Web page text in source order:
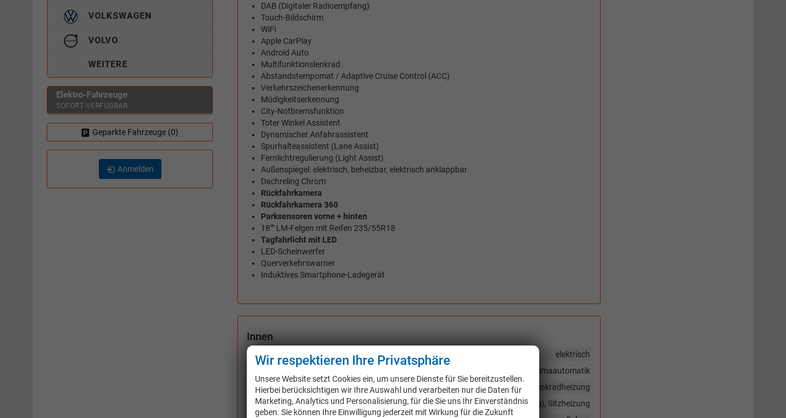
DAB (Digitaler Radioempfang)
Touch-Bildschirm
WiFi
Apple CarPlay
Android Auto
Multifunktionslenkrad
Abstandstempomat / Adaptive Cruise Control (ACC)
Verkehrszeichenerkennung
Müdigkeitserkennung
City-Notbremsfunktion
Toter Winkel Assistent
Dynamischer Anfahrassistent
Spurhalteassistent (Lane Assist)
Fernlichtregulierung (Light Assist)
Außenspiegel: elektrisch, beheizbar, elektrisch anklappbar
Dachreling Chrom
Rückfahrkamera
Rückfahrkamera 360
Parksensoren vorne + hinten
18"" LM-Felgen mit Reifen 235/55R18
Tagfahrlicht mit LED
LED-Scheinwerfer
Querverkehrswarner
Induktives Smartphone-Ladegerät
Innen
elektrisch
Fensterheber
Klimaautomatik
in Leder, höhenverstellbar, mit Multifunktionen, mit Lenkradheizung
Lenkrad
Isofix (Kindersitzbefestigung), Sitzheizung
Sitze
VOLKSWAGEN
VOLVO
WEITERE
Elektro-Fahrzeuge
SOFORT VERFÜGBAR
Geparkte Fahrzeuge (0)
Anmelden
Wir respektieren Ihre Privatsphäre
Unsere Website setzt Cookies ein, um unsere Dienste für Sie bereitzustellen.
Hierbei berücksichtigen wir Ihre Auswahl und verarbeiten nur die Daten für
Marketing, Analytics und Personalisierung, für die Sie uns Ihr Einverständnis
geben. Sie können Ihre Einwilligung jederzeit mit Wirkung für die Zukunft